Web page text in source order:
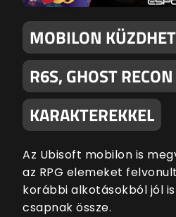
MOBILON
R6S, GHOST
KARAKTEREKKEL
Az Ubisoft mobilon is
az RPG elemeket
korábbi alkotásokból jól
csapnak össze.